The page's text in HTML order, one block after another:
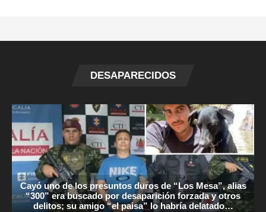
DESAPARECIDOS
Cayó uno de los presuntos duros de “Los Mesa”, alias
“300” era buscado por desaparición forzada y otros
delitos; su amigo “el paisa” lo habría delatado…